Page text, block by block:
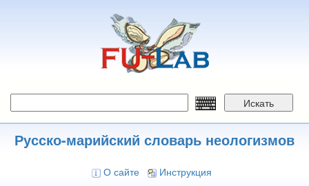
Искать
Русско-марийский словарь неологизмов
О сайте Инструкция